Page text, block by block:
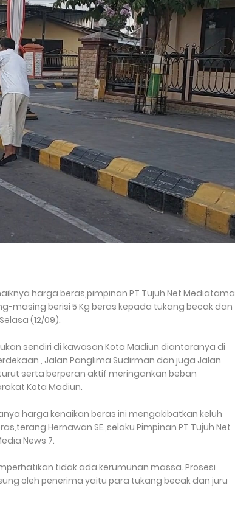
harga beras,pimpinan PT Tujuh Net Mediatama
masing berisi 5 Kg beras kepada tukang becak dan
(12/09).
sendiri di kawasan Kota Madiun diantaranya di
, Jalan Panglima Sudirman dan juga Jalan
serta berperan aktif meringankan beban
Kota Madiun.
harga kenaikan beras ini mengakibatkan keluh
Hernawan SE.,selaku Pimpinan PT Tujuh Net
News 7.
tidak ada kerumunan massa. Prosesi
oleh penerima yaitu para tukang becak dan juru